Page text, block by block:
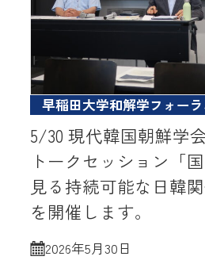
早稲田大学和解学フォー
5/30 現代韓国朝鮮学
トークセッション「
見る持続可能な日韓関
を開催します。
2026年5月30日